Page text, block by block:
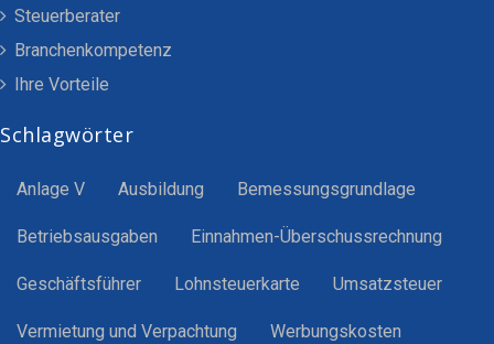
Steuerberater
Branchenkompetenz
Ihre Vorteile
Schlagwörter
Anlage V Ausbildung Bemessungsgrundlage
Betriebsausgaben Einnahmen-Überschussrechnung
Geschäftsführer Lohnsteuerkarte Umsatzsteuer
Vermietung und Verpachtung Werbungskosten